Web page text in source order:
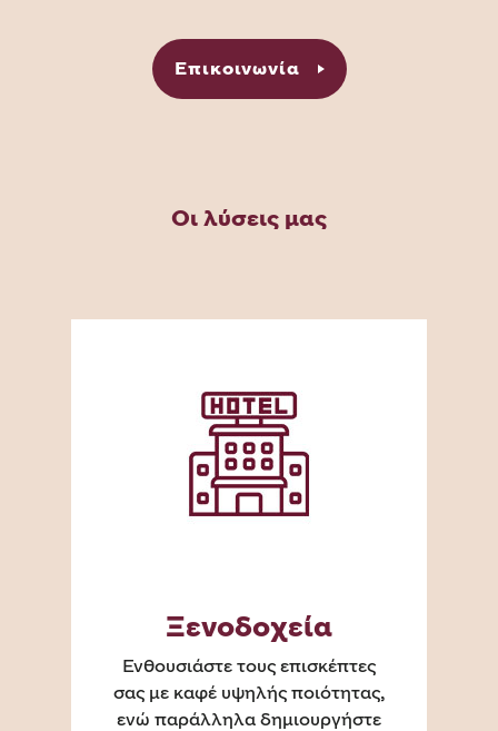
Επικοινωνία
Οι λύσεις μας
Ξενοδοχεία
Ενθουσιάστε τους επισκέπτες
σας με καφέ υψηλής ποιότητας,
ενώ παράλληλα δημιουργήστε